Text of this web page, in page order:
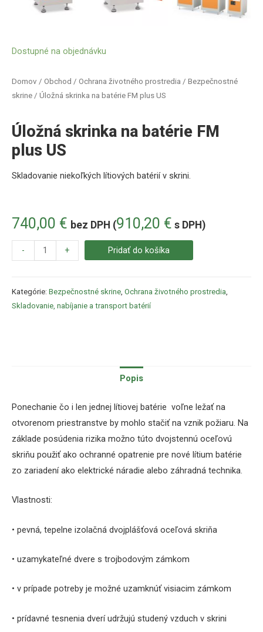
Domov / Obchod / Ochrana životného prostredia / Bezpečnostné
skrine / Úložná skrinka na batérie FM plus US
Úložná skrinka na batérie FM
plus US
740,00 € bez DPH (910,20 € s DPH)
Skladovanie niekoľkých lítiových batérií v skrini.
Dostupné na objednávku
- + Pridať do košíka
Kategórie: Bezpečnostné skrine, Ochrana životného prostredia,
Skladovanie, nabíjanie a transport batérií
Popis
Ponechanie čo i len jednej lítiovej batérie voľne ležať na
otvorenom priestranstve by mohlo stačiť na vznik požiaru. Na
základe posúdenia rizika možno túto dvojstennú oceľovú
skriňu použiť ako ochranné opatrenie pre nové lítium batérie
zo zariadení ako elektrické náradie alebo záhradná technika.
Vlastnosti:
• pevná, tepelne izolačná dvojplášťová oceľová skriňa
• uzamykateľné dvere s trojbodovým zámkom
• v prípade potreby je možné uzamknúť visiacim zámkom
• prídavné tesnenia dverí udržujú studený vzduch v skrini